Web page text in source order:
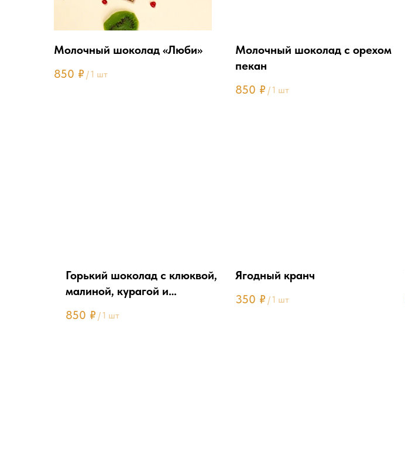
Молочный шоколад «Люби»
850 ₽ /1 шт
Молочный шоколад с орехом
пекан
850 ₽ /1 шт
Горький шоколад с клюквой,
малиной, курагой и
850 ₽ /1 шт
Ягодный кранч
350 ₽ /1 шт